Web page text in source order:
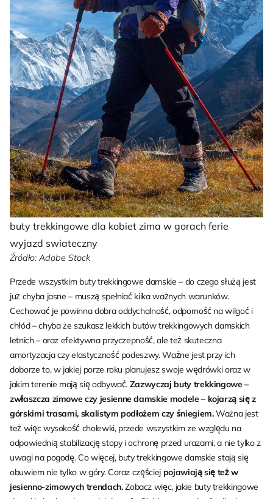
buty trekkingowe dla kobiet zima w gorach ferie
wyjazd swiateczny
Źródło: Adobe Stock
Przede wszystkim buty trekkingowe damskie – do czego służą jest
już chyba jasne – muszą spełniać kilka ważnych warunków.
Cechować je powinna dobra oddychalność, odporność na wilgoć i
chłód – chyba że szukasz lekkich butów trekkingowych damskich
letnich – oraz efektywna przyczepność, ale też skuteczna
amortyzacja czy elastyczność podeszwy. Ważne jest przy ich
doborze to, w jakiej porze roku planujesz swoje wędrówki oraz w
jakim terenie mają się odbywać. Zazwyczaj buty trekkingowe –
zwłaszcza zimowe czy jesienne damskie modele – kojarzą się z
górskimi trasami, skalistym podłożem czy śniegiem.Ważna jest
też więc wysokość cholewki, przede wszystkim ze względu na
odpowiednią stabilizację stopy i ochronę przed urazami, a nie tylko z
uwagi na pogodę. Co więcej, buty trekkingowe damskie stają się
obuwiem nie tylko w góry. Coraz częściej pojawiają się też w
jesienno-zimowych trendach.Zobacz więc, jakie buty trekkingowe